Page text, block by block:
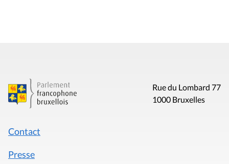
Rue du Lombard 77
1000 Bruxelles
Contact
Presse